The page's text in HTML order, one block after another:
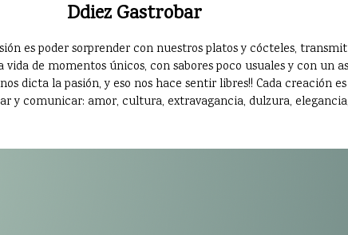
Ddiez Gastrobar
es poder sorprender con nuestros platos y cócteles,
de momentos únicos, con sabores poco usuales y con un
dicta la pasión, y eso nos hace sentir libres!! Cada creación
y comunicar: amor, cultura, extravagancia, dulzura,